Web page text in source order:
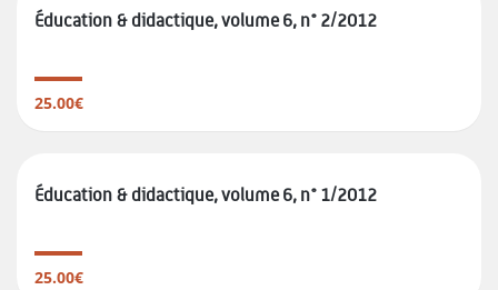
Éducation & didactique, volume 6, n° 2/2012
25.00€
Éducation & didactique, volume 6, n° 1/2012
25.00€